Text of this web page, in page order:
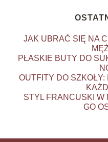
JAK UBRAĆ SIĘ NA
PŁASKIE BUTY DO
OUTFITY DO
STYL FRANCUSKI W
GO